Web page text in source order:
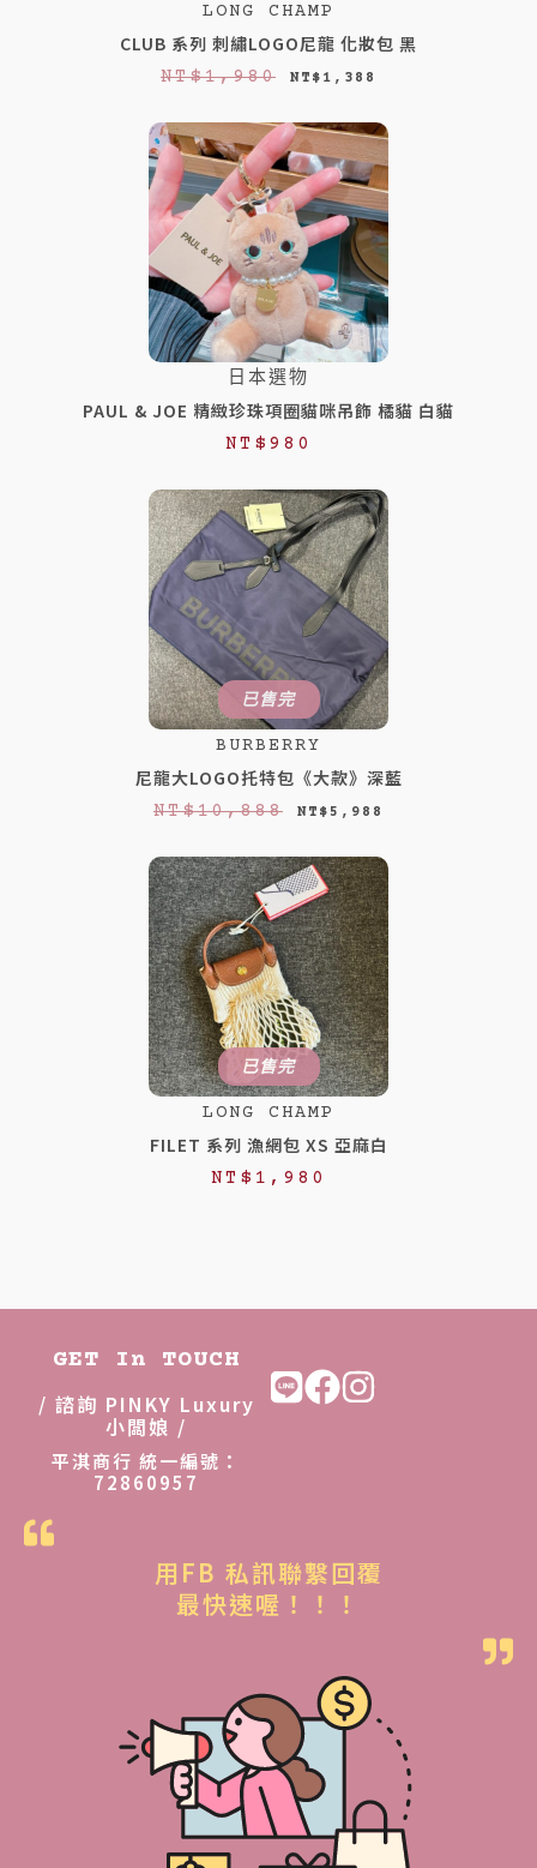
LONG CHAMP
CLUB 系列 刺繡LOGO尼龍 化妝包 黑
NT$1,980
原
價
格
：
N
T
1
,
9
0
。
NT$ 1,388
價
格
：
N
T
$
1
3
8
。
日本選物
PAUL & JOE 精緻珍珠項圈貓咪吊飾 橘貓 白貓
NT$ 980
已售完
BURBERRY
尼龍大LOGO托特包《大款》深藍
NT$10,888
原
價
格
：
N
T
$
1
0
,
NT$5,988
價
格
：
N
T
$
5
9
已售完
LONG CHAMP
FILET 系列 漁網包 XS 亞麻白
NT$ 1,980
GET In TOUCH
/ 諮詢 PINKY Luxury
小闆娘 /
平淇商行 統一編號：
72860957
用FB 私訊聯繫回覆
最快速喔！！！